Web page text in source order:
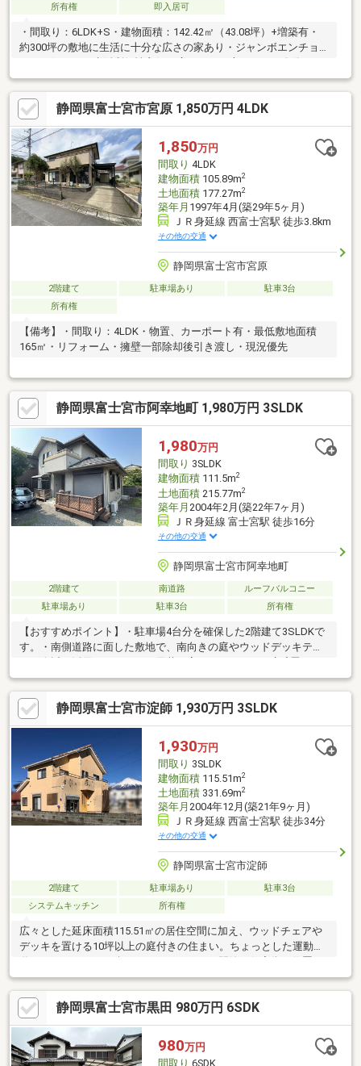
所有権
即入居可
・間取り：6LDK+S・建物面積：142.42㎡（43.08坪）+増築有・
約300坪の敷地に生活に十分な広さの家あり・ジャンボエンチョ
い空間が作れます・敷地内で家庭菜園も楽しめる・農機具等を収
納できる物置あり・陽当たり良好・車も置き方で多数駐車が可
能・2階からは富士山がよく見える
静岡県富士宮市宮原 1,850万円 4LDK
1,850万円
間取り 4LDK
建物面積105.89m2
土地面積177.27m2
築年月 1997年4月(築29年5ヶ月)
ＪＲ身延線 西富士宮駅 徒歩3.8km
その他の交通
静岡県富士宮市宮原
2階建て 駐車場あり
駐車3台
所有権
【備考】・間取り：4LDK・物置、カーポート有・最低敷地面積
165㎡・リフォーム・擁壁一部除却後引き渡し・現況優先
静岡県富士宮市阿幸地町 1,980万円 3SLDK
1,980万円
間取り 3SLDK
建物面積111.5m2
土地面積215.77m2
築年月 2004年2月(築22年7ヶ月)
ＪＲ身延線 富士宮駅 徒歩16分
その他の交通
静岡県富士宮市阿幸地町
2階建て 南道路
ルーフバルコニー
駐車場あり
駐車3台 所有権
【おすすめポイント】・駐車場4台分を確保した2階建て3SLDKで
す。・南側道路に面した敷地で、南向きの庭やウッドデッキテラ
り、窓からの光を感じながらゆったり過ごせます。・カウンター
キッチンに収納と勝手口があり、調理や片付けを進めやすい空間
です。・1階2か所と2階にトイレがあり、2階には洗面台も備わっ
ています。・脱衣所にはランドリーバーがあり、室内干しにも活
用できます。・納戸やWIC、ロフトに加え全居室収納があり、荷
物を整理しながら暮らせます。・南向きのバルコニーがあり、洗
濯物を干したり外の空気を感じたりして過ごせます。
静岡県富士宮市淀師 1,930万円 3SLDK
1,930万円
間取り 3SLDK
建物面積115.51m2
土地面積331.69m2
築年月 2004年12月(築21年9ヶ月)
ＪＲ身延線 西富士宮駅 徒歩34分
その他の交通
静岡県富士宮市淀師
2階建て 駐車場あり
駐車3台
システムキッチン
所有権
広々とした延床面積115.51㎡の居住空間に加え、ウッドチェアや
デッキを置ける10坪以上の庭付きの住まい。ちょっとした運動や
し、おしゃれな吹抜が開放感を演出する心地よい居室空間です。
加えて、一般的なバルコニーより奥行きを広めにとったワイドバ
ルコニー付き。家族の安心拠点となる、3SLDK・バイク用インナ
ーガレージのある家です。
静岡県富士宮市黒田 980万円 6SDK
980万円
間取り 6SDK